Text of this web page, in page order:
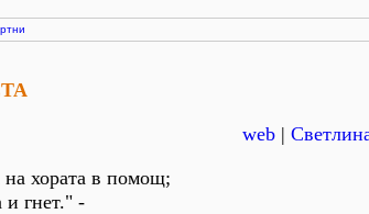
web |
хората в помощ;
гнет." -